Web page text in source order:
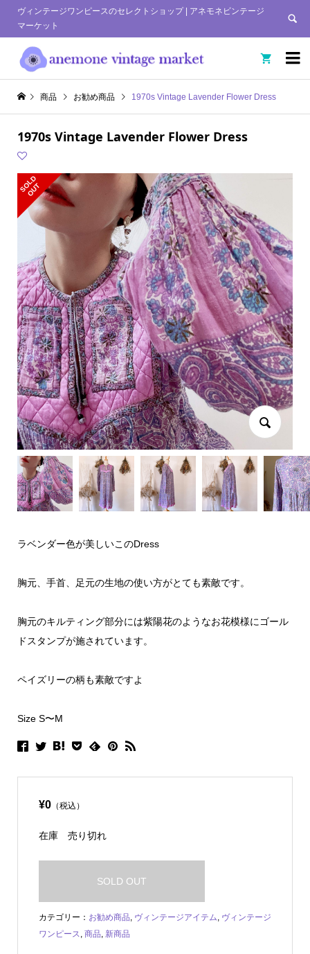
ヴィンテージワンピースのセレクトショップ | アネモネビンテージ
マーケット


商品 お勧め商品 1970s Vintage Lavender Flower Dress
1970s Vintage Lavender Flower Dress
S
O
L
D
O
U
T
ラベンダー色が美しいこのDress
胸元、手首、足元の生地の使い方がとても素敵です。
胸元のキルティング部分には紫陽花のようなお花模様にゴール
ドスタンプが施されています。
ペイズリーの柄も素敵ですよ
Size S〜M
¥0（税込）
在庫 売り切れ
SOLD OUT
カテゴリー： お勧め商品 ヴィンテージアイテム ヴィンテージ
ワンピース 商品 新商品